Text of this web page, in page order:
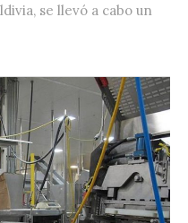
se llevó a cabo un